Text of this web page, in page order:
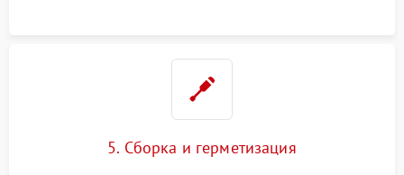
5. Сборка и герметизация